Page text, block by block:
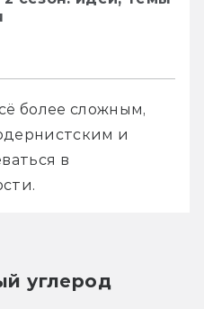
более сложным,
и
в
углерод